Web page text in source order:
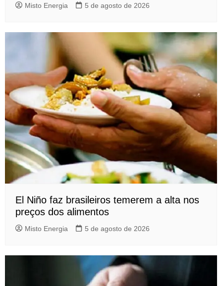
Misto Energia 5 de agosto de 2026
El Niño faz brasileiros temerem a alta nos
preços dos alimentos
Misto Energia 5 de agosto de 2026